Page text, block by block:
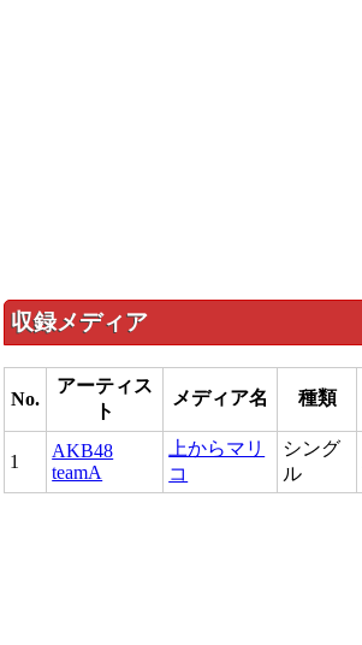
収録メディア
No.
アーティス
ト
メディア名 種類
1
AKB48
teamA
上からマリ
コ
シング
ル